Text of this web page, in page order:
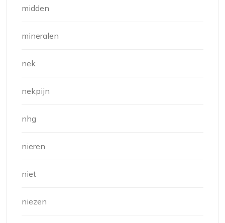
midden
mineralen
nek
nekpijn
nhg
nieren
niet
niezen